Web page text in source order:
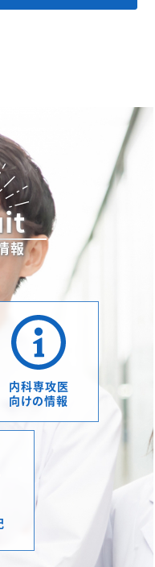
healt
Suppres
Cont
International
誌に掲載され
師）らの論文A
wit
in P
Diabetes: A
StudyがJorn
誌に掲
of hyperfiltra
declin
candid
tolerance di
誌に掲載さ
報
内科専攻医
向けの情報